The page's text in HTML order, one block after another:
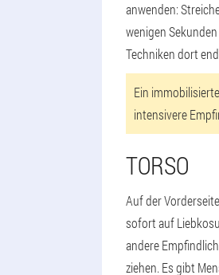
anwenden:
wenigen
Techniken dort
Ein
intensivere
TORSO
Auf der
sofort auf
andere
ziehen. Es gibt